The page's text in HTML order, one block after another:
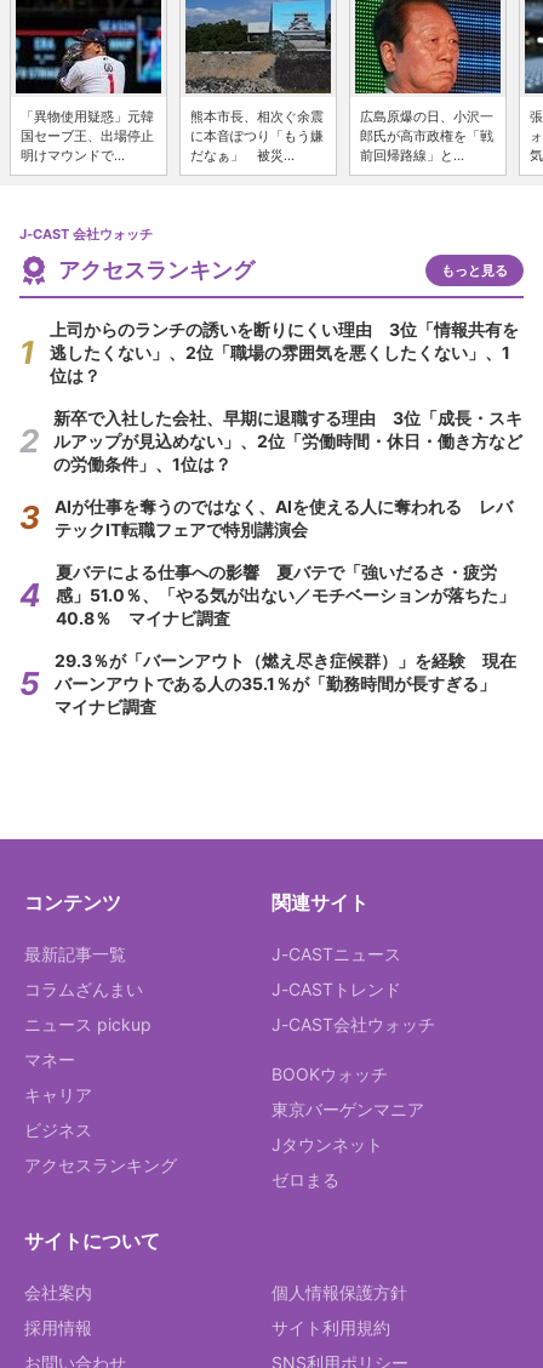
「異物使用疑惑」元韓
国セーブ王、出場停止
明けマウンドで...
熊本市長、相次ぐ余震
に本音ぽつり「もう嫌
だなぁ」 被災...
広島原爆の日、小沢一
郎氏が高市政権を「戦
前回帰路線」と...
J-CAST 会社ウォッチ
アクセスランキング もっと見る
上司からのランチの誘いを断りにくい理由 3位「情報共有を
逃したくない」、2位「職場の雰囲気を悪くしたくない」、1
位は？
新卒で入社した会社、早期に退職する理由 3位「成長・スキ
ルアップが見込めない」、2位「労働時間・休日・働き方など
の労働条件」、1位は？
AIが仕事を奪うのではなく、AIを使える人に奪われる レバ
テックIT転職フェアで特別講演会
夏バテによる仕事への影響 夏バテで「強いだるさ・疲労
感」51.0％、「やる気が出ない／モチベーションが落ちた」
40.8％ マイナビ調査
29.3％が「バーンアウト（燃え尽き症候群）」を経験 現在
バーンアウトである人の35.1％が「勤務時間が長すぎる」
マイナビ調査
コンテンツ
最新記事一覧
コラムざんまい
ニュース pickup
マネー
キャリア
ビジネス
アクセスランキング
関連サイト
J-CASTニュース
J-CASTトレンド
J-CAST会社ウォッチ
BOOKウォッチ
東京バーゲンマニア
Jタウンネット
ゼロまる
サイトについて
会社案内
採用情報
お問い合わせ
個人情報保護方針
サイト利用規約
SNS利用ポリシー